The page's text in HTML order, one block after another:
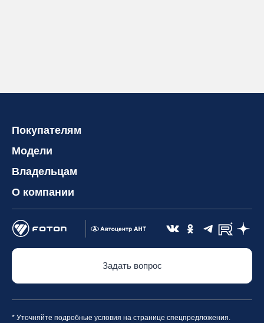
Покупателям
Модели
Владельцам
О компании
Задать вопрос
* Уточняйте подробные условия на странице спецпредложения.